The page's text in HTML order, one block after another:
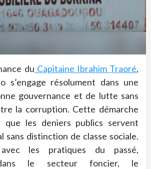
du Capitaine Ibrahim Traoré,
s’engage résolument dans une
gouvernance et de lutte sans
la corruption. Cette démarche
que les deniers publics servent
sans distinction de classe sociale.
les pratiques du passé,
le secteur foncier, le